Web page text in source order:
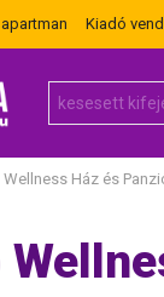
Kiadó
for:
Ház és